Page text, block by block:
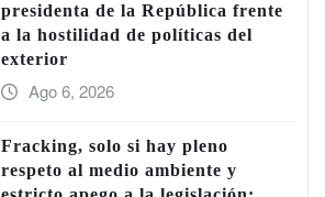
presidenta de la República frente
a la hostilidad de políticas del
exterior
Ago 6, 2026
Fracking, solo si hay pleno
respeto al medio ambiente y